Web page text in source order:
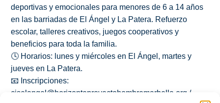
deportivas y emocionales para menores de 6 a 14 años
en las barriadas de El Ángel y La Patera. Refuerzo
escolar, talleres creativos, juegos cooperativos y
beneficios para toda la familia.
🕓 Horarios: lunes y miércoles en El Ángel, martes y
jueves en La Patera.
📧 Inscripciones:
ciselangel@horizonteproyectohombremarbella.org /